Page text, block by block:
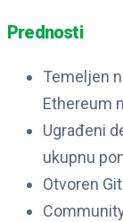
Prednosti
Temeljen
Ethereum
Ugrađeni
ukupnu
Otvoren